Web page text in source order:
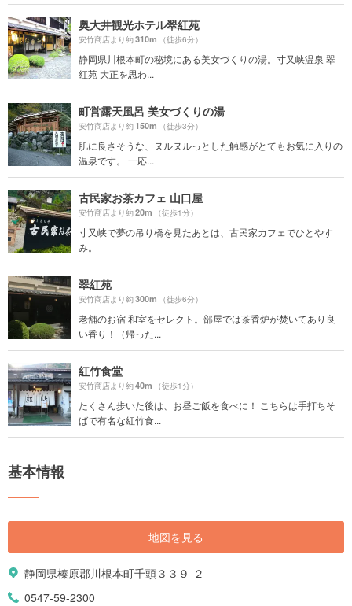
奥大井観光ホテル翠紅苑
安竹商店より約310m （徒歩6分）
静岡県川根本町の秘境にある美女づくりの湯。寸又峡温泉 翠
紅苑 大正を思わ...
町営露天風呂 美女づくりの湯
安竹商店より約150m （徒歩3分）
肌に良さそうな、ヌルヌルっとした触感がとてもお気に入りの
温泉です。 一応...
古民家お茶カフェ 山口屋
安竹商店より約20m （徒歩1分）
寸又峡で夢の吊り橋を見たあとは、古民家カフェでひとやす
み。
翠紅苑
安竹商店より約300m （徒歩6分）
老舗のお宿 和室をセレクト。部屋では茶香炉が焚いてあり良
い香り！（帰った...
紅竹食堂
安竹商店より約40m （徒歩1分）
たくさん歩いた後は、お昼ご飯を食べに！ こちらは手打ちそ
ばで有名な紅竹食...
基本情報
地図を見る
静岡県榛原郡川根本町千頭３３９-２
0547-59-2300